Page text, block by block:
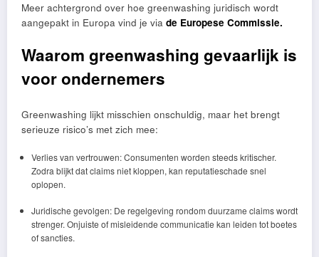
Meer achtergrond over hoe greenwashing juridisch wordt
aangepakt in Europa vind je via de Europese Commissie.
Waarom greenwashing gevaarlijk is
voor ondernemers
Greenwashing lijkt misschien onschuldig, maar het brengt
serieuze risico’s met zich mee:
Verlies van vertrouwen: Consumenten worden steeds kritischer.
Zodra blijkt dat claims niet kloppen, kan reputatieschade snel
oplopen.
Juridische gevolgen: De regelgeving rondom duurzame claims wordt
strenger. Onjuiste of misleidende communicatie kan leiden tot boetes
of sancties.